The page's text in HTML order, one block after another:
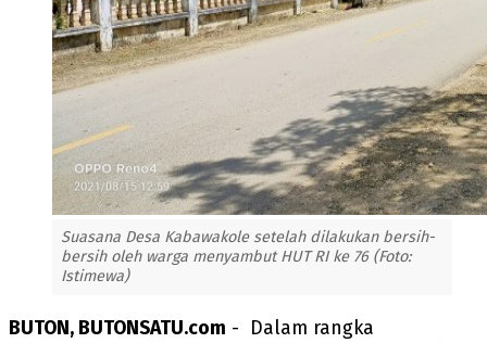
Suasana Desa Kabawakole setelah dilakukan bersih-
bersih oleh warga menyambut HUT RI ke 76 (Foto:
Istimewa)
BUTON, BUTONSATU.com - Dalam rangka